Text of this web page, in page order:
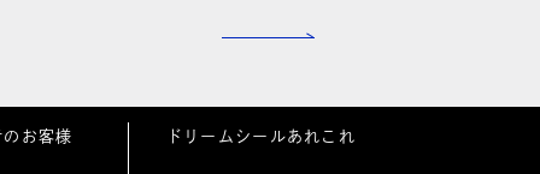
お客様 ドリームシールあれこれ